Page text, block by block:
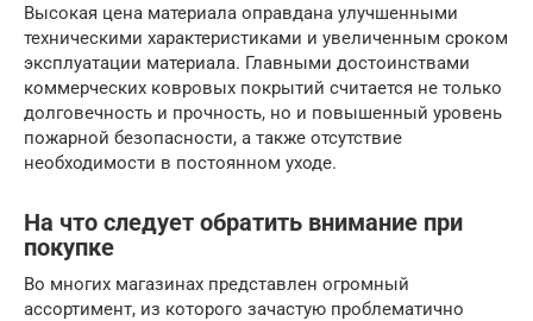
Высокая цена материала оправдана улучшенными
техническими характеристиками и увеличенным сроком
эксплуатации материала. Главными достоинствами
коммерческих ковровых покрытий считается не только
долговечность и прочность, но и повышенный уровень
пожарной безопасности, а также отсутствие
необходимости в постоянном уходе.
На что следует обратить внимание при
покупке
Во многих магазинах представлен огромный
ассортимент, из которого зачастую проблематично